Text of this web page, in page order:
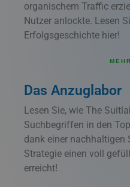
organischem Traffic
Nutzer anlockte. Lesen
Erfolgsgeschichte hier!
Das Anzuglabor
Lesen Sie, wie The
Suchbegriffen in den
dank einer nachhaltigen
Strategie einen voll
erreicht!